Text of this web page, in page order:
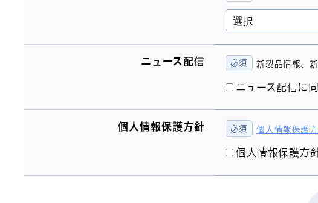
ニュース配信 新製品情報、
ニュース配信に
個人情報保護方針 個人情報保護
個人情報保護方